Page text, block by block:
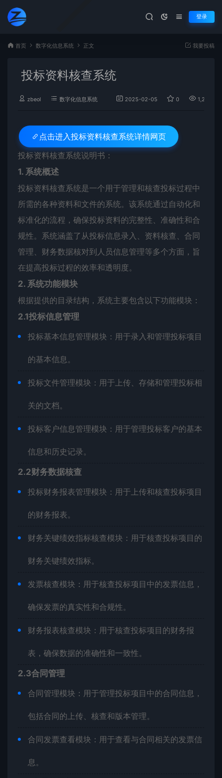
登录
首页 数字化信息系统 正文 我要投稿
投标资料核查系统
zbeol 数字化信息系统 2025-02-05 0 1,210
点击进入 投标资料核查系统详情网页
投标资料核查系统说明书：
1. 系统概述
投标资料核查系统是一个用于管理和核查投标过程中
所需的各种资料和文件的系统。该系统通过自动化和
标准化的流程，确保投标资料的完整性、准确性和合
规性。系统涵盖了从投标信息录入、资料核查、合同
管理、财务数据核对到人员信息管理等多个方面，旨
在提高投标过程的效率和透明度。
2. 系统功能模块
根据提供的目录结构，系统主要包含以下功能模块：
2.1投标信息管理
投标基本信息管理模块：用于录入和管理投标项目
的基本信息。
投标文件管理模块：用于上传、存储和管理投标相
关的文档。
投标客户信息管理模块：用于管理投标客户的基本
信息和历史记录。
2.2财务数据核查
投标财务报表管理模块：用于上传和核查投标项目
的财务报表。
财务关键绩效指标核查模块：用于核查投标项目的
财务关键绩效指标。
发票核查模块：用于核查投标项目中的发票信息，
确保发票的真实性和合规性。
财务报表核查模块：用于核查投标项目的财务报
表，确保数据的准确性和一致性。
2.3合同管理
合同管理模块：用于管理投标项目中的合同信息，
包括合同的上传、核查和版本管理。
合同发票查看模块：用于查看与合同相关的发票信
息。